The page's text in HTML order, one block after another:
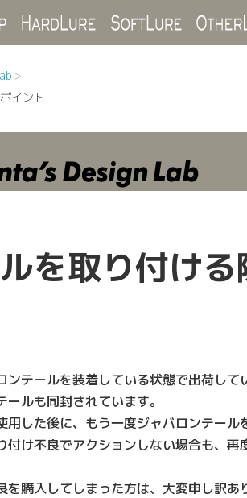
Top Hard Lure Soft Lure
イント
を取り付け
テールを装着している状態で出荷して
ルも同封されています。
した後に、もう一度ジャバロンテール
け不良でアクションしない場合も、
購入してしまった方は、大変申し訳